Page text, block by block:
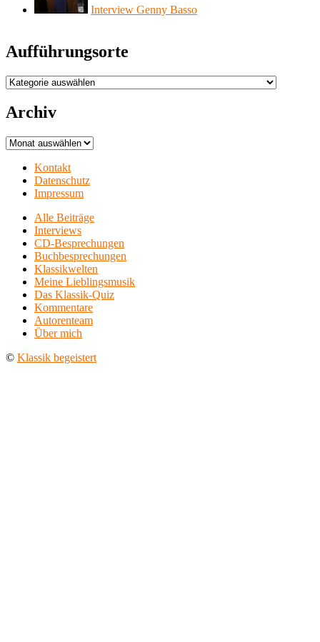
Interview Genny Basso
Aufführungsorte
Aufführungsorte
Archiv
Archiv
Kontakt
Datenschutz
Impressum
Alle Beiträge
Interviews
CD-Besprechungen
Buchbesprechungen
Klassikwelten
Meine Lieblingsmusik
Das Klassik-Quiz
Kommentare
Autorenteam
Über mich
© Klassik begeistert